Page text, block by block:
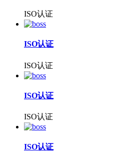
ISO认证
ISO认证
ISO认证
ISO认证
ISO认证
ISO认证